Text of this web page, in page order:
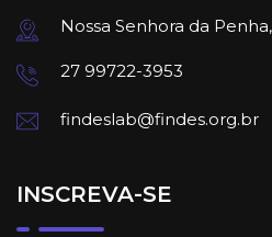
Nossa Senhora da
27 99722-3953
findeslab@findes.org.br
INSCREVA-SE